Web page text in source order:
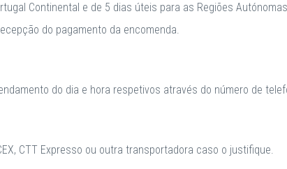
Continental e de 5 dias úteis para as Regiões
do pagamento da encomenda.
do dia e hora respetivos através do número de
CTT Expresso ou outra transportadora caso o justifique.